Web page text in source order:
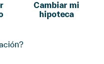
Cambiar mi
hipoteca